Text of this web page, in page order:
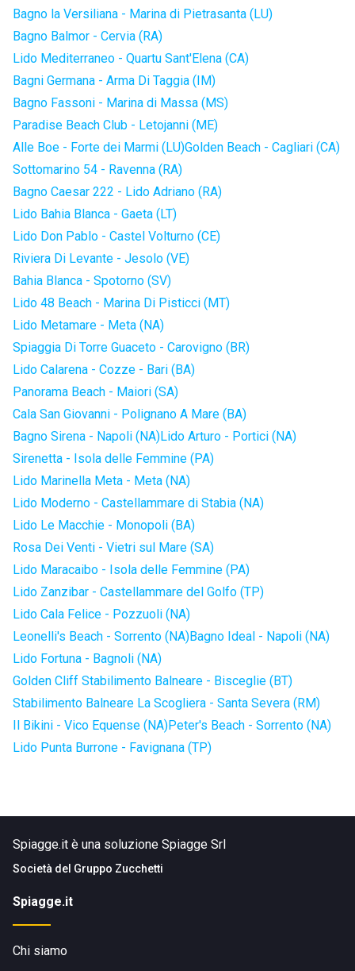
Bagno la Versiliana - Marina di Pietrasanta (LU)
Bagno Balmor - Cervia (RA)
Lido Mediterraneo - Quartu Sant'Elena (CA)
Bagni Germana - Arma Di Taggia (IM)
Bagno Fassoni - Marina di Massa (MS)
Paradise Beach Club - Letojanni (ME)
Alle Boe - Forte dei Marmi (LU)Golden Beach - Cagliari (CA)
Sottomarino 54 - Ravenna (RA)
Bagno Caesar 222 - Lido Adriano (RA)
Lido Bahia Blanca - Gaeta (LT)
Lido Don Pablo - Castel Volturno (CE)
Riviera Di Levante - Jesolo (VE)
Bahia Blanca - Spotorno (SV)
Lido 48 Beach - Marina Di Pisticci (MT)
Lido Metamare - Meta (NA)
Spiaggia Di Torre Guaceto - Carovigno (BR)
Lido Calarena - Cozze - Bari (BA)
Panorama Beach - Maiori (SA)
Cala San Giovanni - Polignano A Mare (BA)
Bagno Sirena - Napoli (NA)Lido Arturo - Portici (NA)
Sirenetta - Isola delle Femmine (PA)
Lido Marinella Meta - Meta (NA)
Lido Moderno - Castellammare di Stabia (NA)
Lido Le Macchie - Monopoli (BA)
Rosa Dei Venti - Vietri sul Mare (SA)
Lido Maracaibo - Isola delle Femmine (PA)
Lido Zanzibar - Castellammare del Golfo (TP)
Lido Cala Felice - Pozzuoli (NA)
Leonelli's Beach - Sorrento (NA)Bagno Ideal - Napoli (NA)
Lido Fortuna - Bagnoli (NA)
Golden Cliff Stabilimento Balneare - Bisceglie (BT)
Stabilimento Balneare La Scogliera - Santa Severa (RM)
Il Bikini - Vico Equense (NA)Peter's Beach - Sorrento (NA)
Lido Punta Burrone - Favignana (TP)
Spiagge.it è una soluzione Spiagge Srl
Società del Gruppo Zucchetti
Spiagge.it
Chi siamo